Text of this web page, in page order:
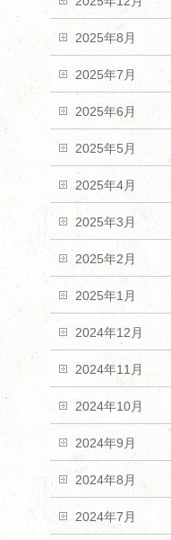
2025年8月
2025年7月
2025年6月
2025年5月
2025年4月
2025年3月
2025年2月
2025年1月
2024年12月
2024年11月
2024年10月
2024年9月
2024年8月
2024年7月